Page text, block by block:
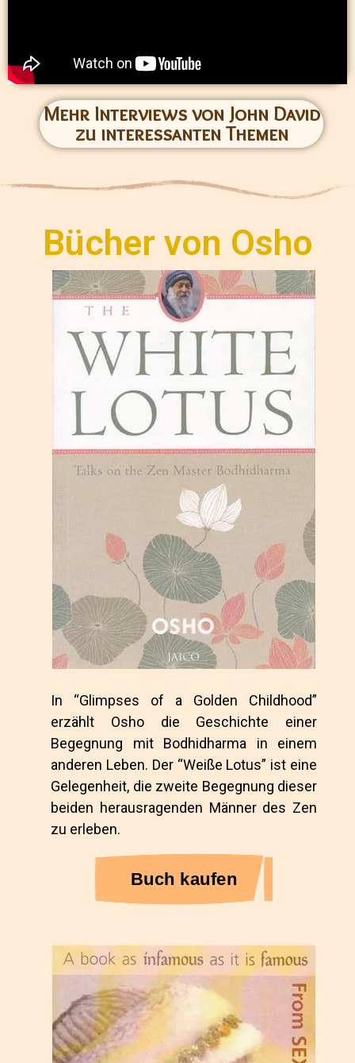
Mehr Interviews von John David
zu interessanten Themen
Bücher von Osho
In “Glimpses of a Golden Childhood”
erzählt Osho die Geschichte einer
Begegnung mit Bodhidharma in einem
anderen Leben. Der “Weiße Lotus” ist eine
Gelegenheit, die zweite Begegnung dieser
beiden herausragenden Männer des Zen
zu erleben.
Buch kaufen